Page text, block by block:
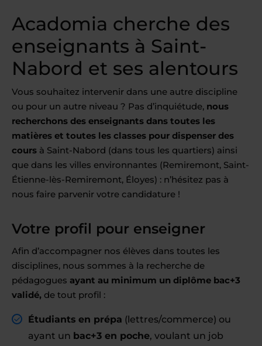
Acadomia cherche des
enseignants à Saint-
Nabord et ses alentours
Vous souhaitez intervenir dans une autre discipline
ou pour un autre niveau ? Pas d’inquiétude, nous
recherchons des enseignants dans toutes les
matières et toutes les classes pour dispenser des
cours à Saint-Nabord (dans tous les quartiers) ainsi
que dans les villes environnantes (Remiremont, Saint-
Étienne-lès-Remiremont, Éloyes) : n’hésitez pas à
nous faire parvenir votre candidature !
Votre profil pour enseigner
Afin d’accompagner nos élèves dans toutes les
disciplines, nous sommes à la recherche de
pédagogues ayant au minimum un diplôme bac+3
validé, de tout profil :
Étudiants en prépa (lettres/commerce) ou
ayant un bac+3 en poche, voulant un job